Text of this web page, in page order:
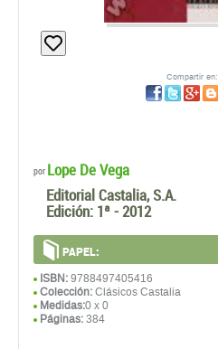
Compartir en:
por Lope De Vega
Editorial Castalia, S.A.
Edición: 1ª - 2012
PAPEL:
ISBN: 9788497405416
Colección: Clásicos Castalia
Medidas:0 x 0
Páginas: 384